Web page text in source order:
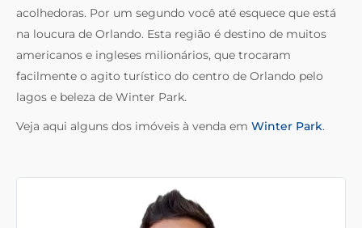
acolhedoras. Por um segundo você até esquece que está
na loucura de Orlando. Esta região é destino de muitos
americanos e ingleses milionários, que trocaram
facilmente o agito turístico do centro de Orlando pelo
lagos e beleza de Winter Park.
Veja aqui alguns dos imóveis à venda em Winter Park.